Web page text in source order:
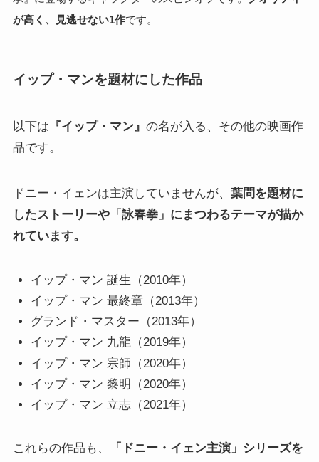
が高く、見逃せない1作です。
イップ・マンを題材にした作品
以下は 『イップ・マン』 の名が入る、その他の映画作
品です。
ドニー・イェンは主演していませんが、 葉問を題材に
したストーリーや「詠春拳」にまつわるテーマが描か
れています。
イップ・マン 誕生（2010年）
イップ・マン 最終章（2013年）
グランド・マスター（2013年）
イップ・マン 九龍（2019年）
イップ・マン 宗師（2020年）
イップ・マン 黎明（2020年）
イップ・マン 立志（2021年）
これらの作品も、
「ドニー・イェン主演」シリーズを